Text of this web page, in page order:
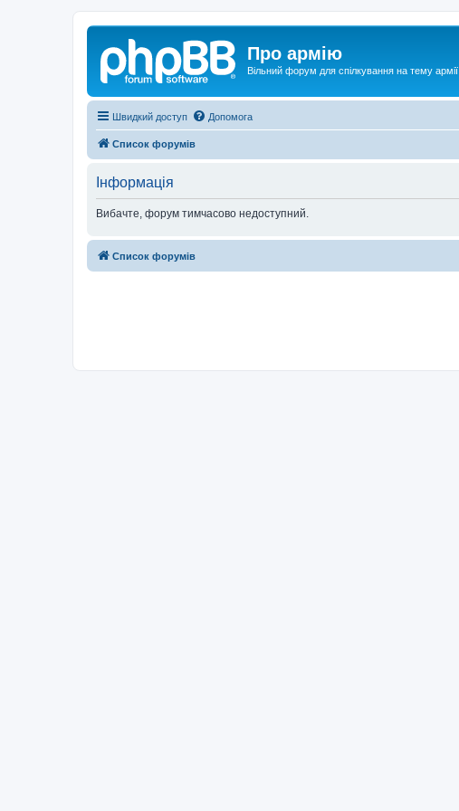
Про армію
Вільний форум для спілкування на тему армії
Швидкий доступ Допомога
Список форумів
Інформація
Вибачте, форум тимчасово недоступний.
Список форумів